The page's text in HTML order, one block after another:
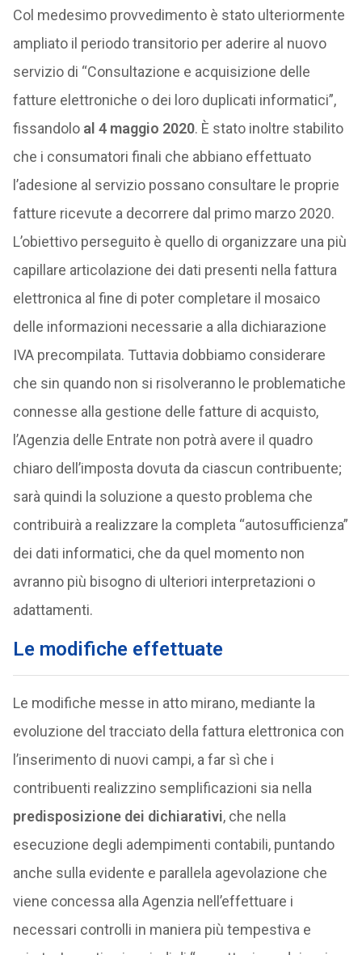
Col medesimo provvedimento è stato ulteriormente
ampliato il periodo transitorio per aderire al nuovo
servizio di “Consultazione e acquisizione delle
fatture elettroniche o dei loro duplicati informatici”,
fissandolo al 4 maggio 2020. È stato inoltre stabilito
che i consumatori finali che abbiano effettuato
l’adesione al servizio possano consultare le proprie
fatture ricevute a decorrere dal primo marzo 2020.
L’obiettivo perseguito è quello di organizzare una più
capillare articolazione dei dati presenti nella fattura
elettronica al fine di poter completare il mosaico
delle informazioni necessarie a alla dichiarazione
IVA precompilata. Tuttavia dobbiamo considerare
che sin quando non si risolveranno le problematiche
connesse alla gestione delle fatture di acquisto,
l’Agenzia delle Entrate non potrà avere il quadro
chiaro dell’imposta dovuta da ciascun contribuente;
sarà quindi la soluzione a questo problema che
contribuirà a realizzare la completa “autosufficienza”
dei dati informatici, che da quel momento non
avranno più bisogno di ulteriori interpretazioni o
adattamenti.
Le modifiche effettuate
Le modifiche messe in atto mirano, mediante la
evoluzione del tracciato della fattura elettronica con
l’inserimento di nuovi campi, a far sì che i
contribuenti realizzino semplificazioni sia nella
predisposizione dei dichiarativi, che nella
esecuzione degli adempimenti contabili, puntando
anche sulla evidente e parallela agevolazione che
viene concessa alla Agenzia nell’effettuare i
necessari controlli in maniera più tempestiva e